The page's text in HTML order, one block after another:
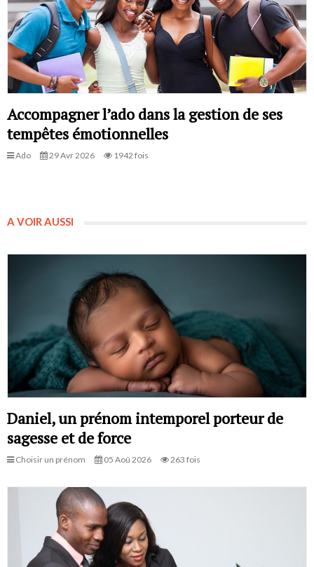
Accompagner l’ado dans la gestion de ses
tempêtes émotionnelles
Ado 29 Avr 2026 1942 fois
A VOIR AUSSI
Daniel, un prénom intemporel porteur de
sagesse et de force
Choisir un prénom 05 Aoû 2026 263 fois